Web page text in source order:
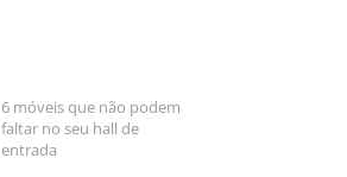
6 móveis que não podem
faltar no seu hall de
entrada